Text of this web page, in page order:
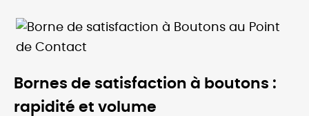
Bornes de satisfaction à boutons :
rapidité et volume